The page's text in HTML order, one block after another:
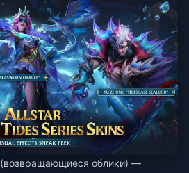
(возвращающиеся облики) —